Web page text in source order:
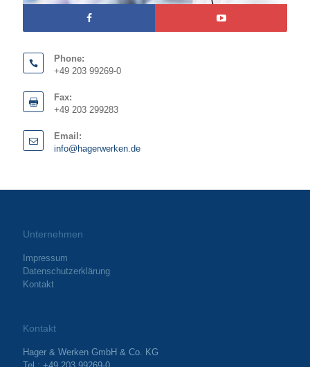
Phone:
+49 203 99269-0
Fax:
+49 203 299283
Email:
info@hagerwerken.de
Unternehmen
Impressum
Datenschutzerklärung
Kontakt
Kontakt
Hager & Werken GmbH & Co. KG